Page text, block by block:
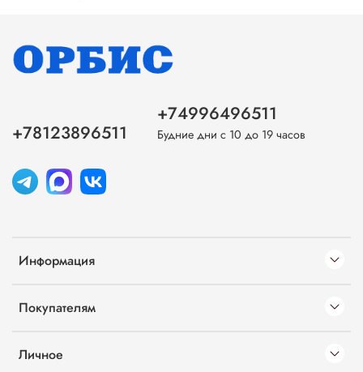
Информация
Покупателям
Личное
+78123896511
+74996496511
Будние дни с 10 до 19 часов